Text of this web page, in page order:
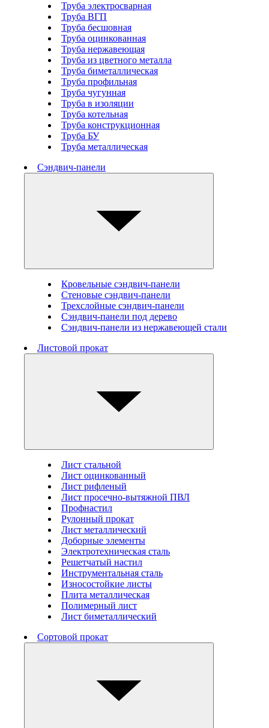
Труба электросварная
Труба ВГП
Труба бесшовная
Труба оцинкованная
Труба нержавеющая
Труба из цветного металла
Труба биметаллическая
Труба профильная
Труба чугунная
Труба в изоляции
Труба котельная
Труба конструкционная
Труба БУ
Труба металлическая
Сэндвич-панели
Кровельные сэндвич-панели
Стеновые cэндвич-панели
Трехслойные сэндвич-панели
Сэндвич-панели под дерево
Сэндвич-панели из нержавеющей стали
Листовой прокат
Лист стальной
Лист оцинкованный
Лист рифленый
Лист просечно-вытяжной ПВЛ
Профнастил
Рулонный прокат
Лист металлический
Доборные элементы
Электротехническая сталь
Решетчатый настил
Инструментальная сталь
Износостойкие листы
Плита металлическая
Полимерный лист
Лист биметаллический
Сортовой прокат